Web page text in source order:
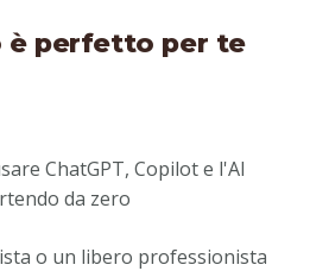
è perfetto per te
ChatGPT, Copilot e l'AI
da zero
o un libero professionista